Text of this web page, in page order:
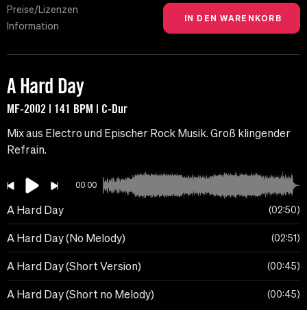
Preise/Lizenzen
Information
A Hard Day
MF-2002 | 141 BPM | C-Dur
Mix aus Electro und Epischer Rock Musik. Groß klingender
Refrain.
00:00
A Hard Day 02:50
A Hard Day (No Melody) 02:51
A Hard Day (Short Version) 00:45
A Hard Day (Short no Melody) 00:45